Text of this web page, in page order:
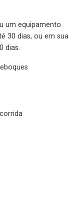
um equipamento
30 dias, ou em sua
dias.